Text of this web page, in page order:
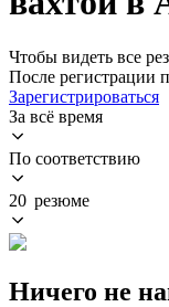
Чтобы видеть все
После регистрации
Зарегистрироваться
За всё время
По соответствию
20 резюме
Ничего не